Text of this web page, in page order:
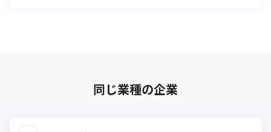
同じ業種の企業